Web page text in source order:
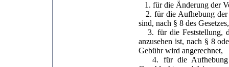
1. für die Änderung der
2. für die Aufhebung der
sind, nach § 8 des Gesetzes,
3. für die Feststellung,
anzusehen ist, nach § 8
Gebühr wird angerechnet,
4. für die Aufhebung